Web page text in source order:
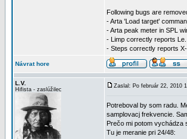
Following bugs are
- Arta 'Load target'
- Arta peak meter in SPL
- Limp correctly reports Le.
- Steps correctly reports
Návrat hore
L.V.
Hifista - zaslúžilec
Zaslal: Po február 22, 2010
Potreboval by som radu.
samplovacj frekvencie.
Prečo mi potom vychádza
Tu je meranie pri 24/48: